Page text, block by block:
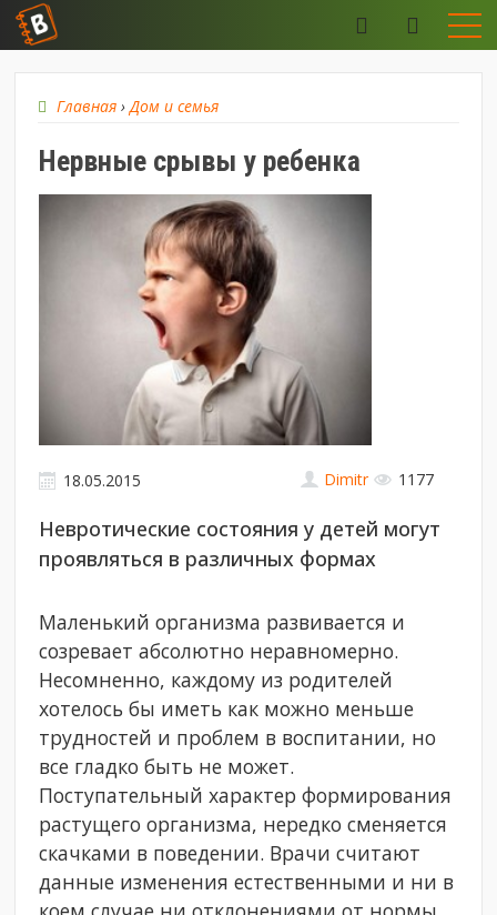
Главная ›Дом и семья
Нервные срывы у ребенка
18.05.2015 1177
Dimitr
Невротические состояния у детей могут
проявляться в различных формах
Маленький организма развивается и
созревает абсолютно неравномерно.
Несомненно, каждому из родителей
хотелось бы иметь как можно меньше
трудностей и проблем в воспитании, но
все гладко быть не может.
Поступательный характер формирования
растущего организма, нередко сменяется
скачками в поведении. Врачи считают
данные изменения естественными и ни в